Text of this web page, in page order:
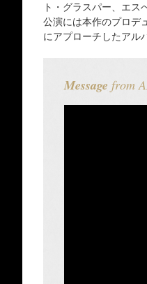
ト・グラスパー、エ
公演には本作のプロデ
にアプローチしたアル
Message from